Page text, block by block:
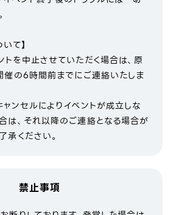
て】
トを中止させていただく場合は、原
催の6時間前までにご連絡いたしま
ャンセルによりイベントが成立しな
は、それ以降のご連絡となる場合が
承ください。
禁止事項